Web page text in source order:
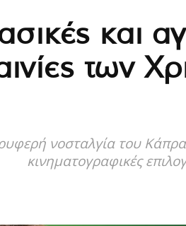
και
των
νοσταλγία του Κάπρα
κινηματογραφικές